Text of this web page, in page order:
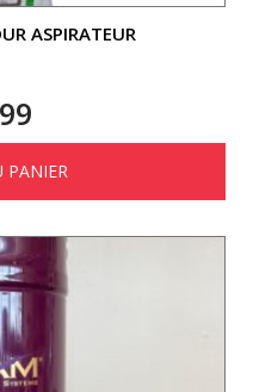
ASPIRATEUR
PANIER